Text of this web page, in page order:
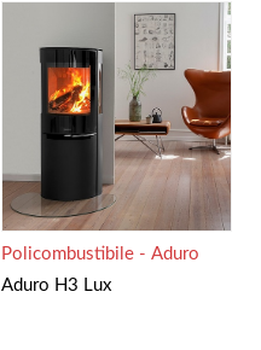
Aduro H3 Lux
Policombustibile - Aduro